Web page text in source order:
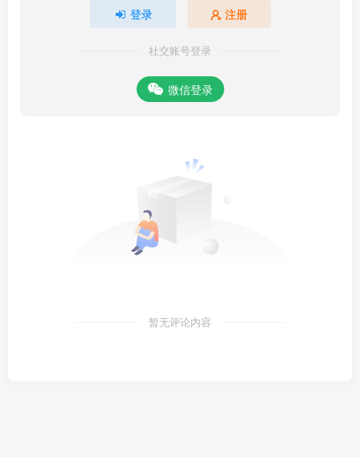
登录 注册
社交账号登录
微信登录
暂无评论内容